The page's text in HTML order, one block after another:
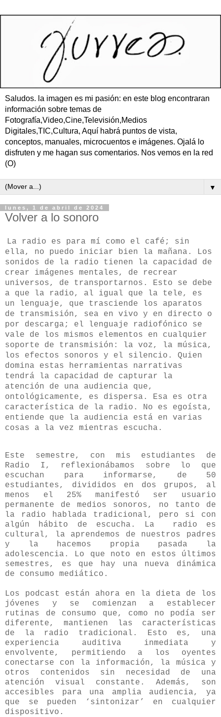
Saludos. la imagen es mi pasión: en este blog encontraran
información sobre temas de
Fotografía,Video,Cine,Televisión,Medios
Digitales,TIC,Cultura, Aquí habrá puntos de vista,
conceptos, manuales, microcuentos e imágenes. Ojalá lo
disfruten y me hagan sus comentarios. Nos vemos en la red
(O)
▼
lunes, 1 de abril de 2024
Volver a lo sonoro
La radio es para mí como el café; sin
ella, no puedo iniciar bien la mañana. Los
sonidos de la radio tienen la capacidad de
crear imágenes mentales, de recrear
universos, de transportarnos. Esto se debe
a que la radio, al igual que la tele, es
un lenguaje, que trasciende los aparatos
de transmisión, sea en vivo y en directo o
por descarga; el lenguaje radiofónico se
vale de los mismos elementos en cualquier
soporte de transmisión: la voz, la música,
los efectos sonoros y el silencio. Quien
domina estas herramientas narrativas
tendrá la capacidad de capturar la
atención de una audiencia que,
ontológicamente, es dispersa. Esa es otra
característica de la radio. No es egoísta,
entiende que la audiencia está en varias
cosas a la vez mientras escucha.
Este semestre, con mis estudiantes de
Radio I, reflexionábamos sobre lo que
escuchan para informarse, de 50
estudiantes, divididos en dos grupos, al
menos el 25% manifestó ser usuario
permanente de medios sonoros, no tanto de
la radio hablada tradicional, pero si con
algún hábito de escucha. La radio es
cultural, la aprendemos de nuestros padres
y la hacemos propia pasada la
adolescencia. Lo que noto en estos últimos
semestres, es que hay una nueva dinámica
de consumo mediático.
Los podcast están ahora en la dieta de los
jóvenes y se comienzan a establecer
rutinas de consumo que, como no podía ser
diferente, mantienen las características
de la radio tradicional. Esto es, una
experiencia auditiva inmediata y
envolvente, permitiendo a los oyentes
conectarse con la información, la música y
otros contenidos sin necesidad de una
atención visual constante. Además, son
accesibles para una amplia audiencia, ya
que se pueden ‘sintonizar’ en cualquier
dispositivo.